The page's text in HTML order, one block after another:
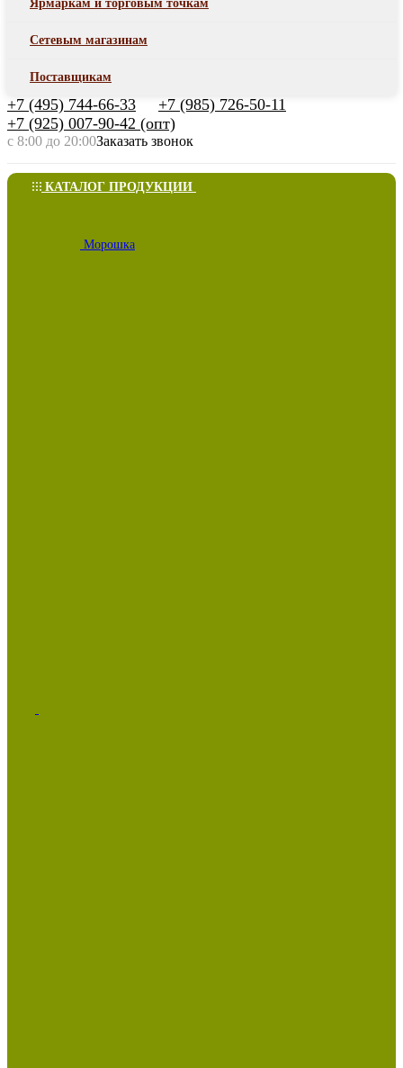
Ярмаркам и торговым точкам
Сетевым магазинам
Поставщикам
+7 (495) 744-66-33
+7 (985) 726-50-11
+7 (925) 007-90-42 (опт)
с 8:00 до 20:00Заказать звонок
КАТАЛОГ ПРОДУКЦИИ
Морошка